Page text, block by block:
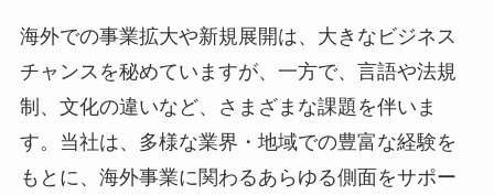
海外での事業拡大や新規展開は、大きなビジネス
チャンスを秘めていますが、一方で、言語や法規
制、文化の違いなど、さまざまな課題を伴いま
す。当社は、多様な業界・地域での豊富な経験を
もとに、海外事業に関わるあらゆる側面をサポー